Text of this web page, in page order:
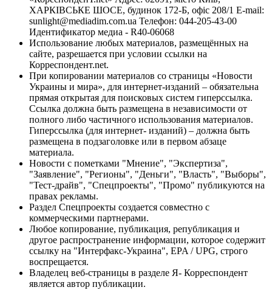
ХАРКІВСЬКЕ ШОСЕ, будинок 172-Б, офіс 208/1 E-mail:
sunlight@mediadim.com.ua Телефон: 044-205-43-00
Идентификатор медиа - R40-06068
Использование любых материалов, размещённых на
сайте, разрешается при условии ссылки на
Корреспондент.net.
При копировании материалов со страницы «Новости
Украины и мира», для интернет-изданий – обязательна
прямая открытая для поисковых систем гиперссылка.
Ссылка должна быть размещена в независимости от
полного либо частичного использования материалов.
Гиперссылка (для интернет- изданий) – должна быть
размещена в подзаголовке или в первом абзаце
материала.
Новости с пометками "Мнение", "Экспертиза",
"Заявление", "Регионы", "Деньги", "Власть", "Выборы",
"Тест-драйв", "Спецпроекты", "Промо" публикуются на
правах рекламы.
Раздел Спецпроекты создается совместно с
коммерческими партнерами.
Любое копирование, публикация, републикация и
другое распространение информации, которое содержит
ссылку на "Интерфакс-Украина", EPA / UPG, строго
воспрещается.
Владелец веб-страницы в разделе Я- Корреспондент
является автор публикации.